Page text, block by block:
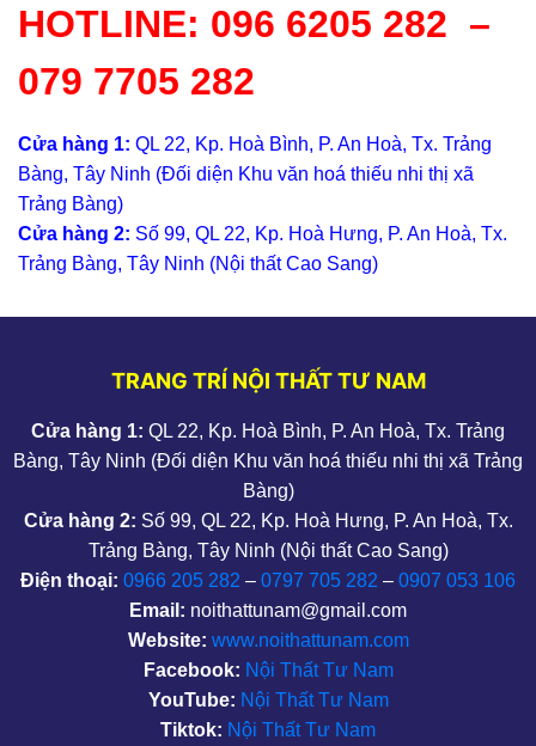
HOTLINE: 096 6205 282 –
079 7705 282
Cửa hàng 1: QL 22, Kp. Hoà Bình, P. An Hoà, Tx. Trảng
Bàng, Tây Ninh (Đối diện Khu văn hoá thiếu nhi thị xã
Trảng Bàng)
Cửa hàng 2: Số 99, QL 22, Kp. Hoà Hưng, P. An Hoà, Tx.
Trảng Bàng, Tây Ninh (Nội thất Cao Sang)
TRANG TRÍ NỘI THẤT TƯ NAM
Cửa hàng 1: QL 22, Kp. Hoà Bình, P. An Hoà, Tx. Trảng
Bàng, Tây Ninh (Đối diện Khu văn hoá thiếu nhi thị xã Trảng
Bàng)
Cửa hàng 2: Số 99, QL 22, Kp. Hoà Hưng, P. An Hoà, Tx.
Trảng Bàng, Tây Ninh (Nội thất Cao Sang)
Điện thoại: 0966 205 282 – 0797 705 282 – 0907 053 106
Email: noithattunam@gmail.com
Website: www.noithattunam.com
Facebook: Nội Thất Tư Nam
YouTube: Nội Thất Tư Nam
Tiktok: Nội Thất Tư Nam